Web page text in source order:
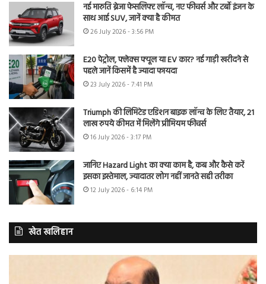
नई मारुति ब्रेजा फेसलिफ्ट लॉन्च, नए फीचर्स और टर्बो इंजन के
साथ आई SUV, जानें क्या है कीमत
26 July 2026 - 3:56 PM
E20 पेट्रोल, फ्लेक्स फ्यूल या EV कार? नई गाड़ी खरीदने से
पहले जानें किसमें है ज्यादा फायदा
23 July 2026 - 7:41 PM
Triumph की लिमिटेड एडिशन बाइक लॉन्च के लिए तैयार, 21
लाख रुपये कीमत में मिलेंगे प्रीमियम फीचर्स
16 July 2026 - 3:17 PM
जानिए Hazard Light का क्या काम है, कब और कैसे करें
इसका इस्तेमाल, ज्यादातर लोग नहीं जानते सही तरीका
12 July 2026 - 6:14 PM
खेत खलिहान